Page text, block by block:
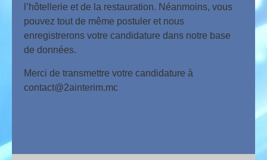
l’hôtellerie et de la restauration. Néanmoins, vous
pouvez tout de même postuler et nous
enregistrerons votre candidature dans notre base
de données.
Merci de transmettre votre candidature à
contact@2ainterim.mc